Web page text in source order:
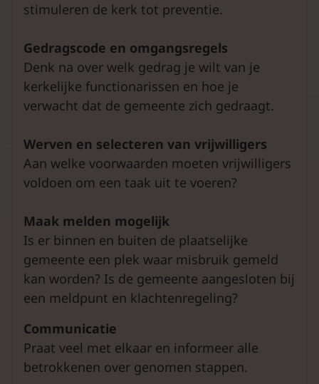
stimuleren de kerk tot preventie.
Gedragscode en omgangsregels
Denk na over welk gedrag je wilt van je
kerkelijke functionarissen en hoe je
verwacht dat de gemeente zich gedraagt.
Werven en selecteren van vrijwilligers
Aan welke voorwaarden moeten vrijwilligers
voldoen om een taak uit te voeren?
Maak melden mogelijk
Is er binnen en buiten de plaatselijke
gemeente een plek waar misbruik gemeld
kan worden? Is de gemeente aangesloten bij
een meldpunt en klachtenregeling?
Communicatie
Praat veel met elkaar en informeer alle
betrokkenen over genomen stappen.